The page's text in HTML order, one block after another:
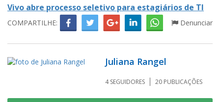
Vivo abre processo seletivo para estagiários de TI
COMPARTILHE: Denunciar
Juliana Rangel
4SEGUIDORES 20 PUBLICAÇÕES